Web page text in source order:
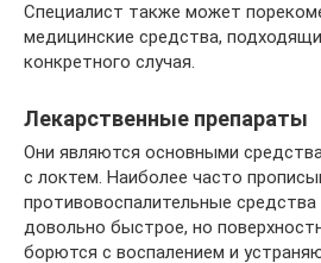
Специалист также может
медицинские средства,
конкретного случая.
Лекарственные препараты
Они являются основными
с локтем. Наиболее часто
противовоспалительные
довольно быстрое, но
борются с воспалением и